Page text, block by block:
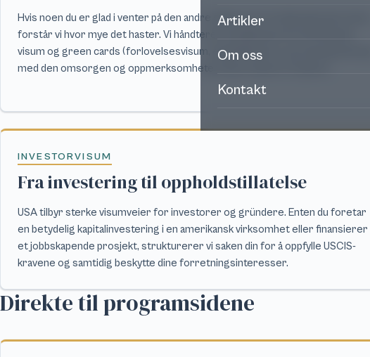
Artikler
Om oss
Kontakt
Hvis noen du er glad i venter på den andre siden av en immigrasjonsprosess,
forstår vi hvor mye det haster. Vi håndterer familiebaserte amerikanske
visum og green cards (forlovelsesvisum, ektefellevisum og statusjustering)
med den omsorgen og oppmerksomheten disse sakene fortjener.
INVESTORVISUM
Fra investering til oppholdstillatelse
USA tilbyr sterke visumveier for investorer og gründere. Enten du foretar
en betydelig kapitalinvestering i en amerikansk virksomhet eller finansierer
et jobbskapende prosjekt, strukturerer vi saken din for å oppfylle USCIS-
kravene og samtidig beskytte dine forretningsinteresser.
Direkte til programsidene